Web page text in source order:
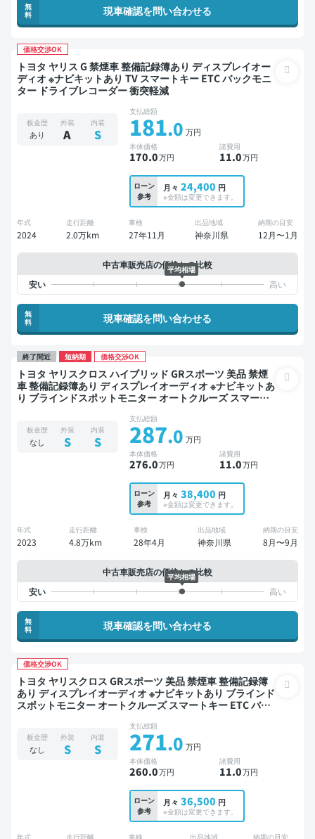
無
料
現車確認を問い合わせる
価格交渉OK
トヨタ ヤリス G 禁煙車 整備記録簿あり ディスプレイオー
ディオ ※ナビキットあり TV スマートキー ETC バックモニ
ター ドライブレコーダー 衝突軽減
板金歴
あり
外装
A
内装
S
支払総額
181.0 万円
本体価格
170.0万円
諸費用
11.0万円
ローン
参考
月々 24,400 円
※金額は変更できます。
年式
2024
走行距離
2.0万km
車検
27年11月
出品地域
神奈川県
納期の目安
12月〜1月
中古車販売店の価格との比較
平均相場
無
料
現車確認を問い合わせる
終了間近 短納期 価格交渉OK
トヨタ ヤリスクロス ハイブリッド GRスポーツ 美品 禁煙
車 整備記録簿あり ディスプレイオーディオ ※ナビキットあ
り ブラインドスポットモニター オートクルーズ スマート
板金歴
なし
外装
S
内装
S
支払総額
287.0 万円
本体価格
276.0万円
諸費用
11.0万円
ローン
参考
月々 38,400 円
※金額は変更できます。
年式
2023
走行距離
4.8万km
車検
28年4月
出品地域
神奈川県
納期の目安
8月〜9月
中古車販売店の価格との比較
平均相場
無
料
現車確認を問い合わせる
価格交渉OK
トヨタ ヤリスクロス GRスポーツ 美品 禁煙車 整備記録簿
あり ディスプレイオーディオ ※ナビキットあり ブラインド
スポットモニター オートクルーズ スマートキー ETC バッ
板金歴
なし
外装
S
内装
S
支払総額
271.0 万円
本体価格
260.0万円
諸費用
11.0万円
ローン
参考
月々 36,500 円
※金額は変更できます。
年式 走行距離 車検 出品地域 納期の目安